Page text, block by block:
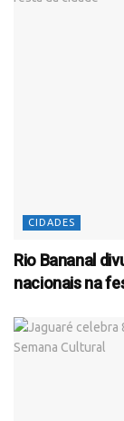
CIDADES
Rio Bananal
nacionais na